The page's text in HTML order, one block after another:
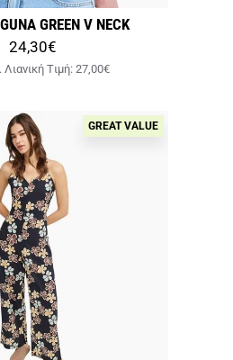
GREEN V NECK
24,30€
Λιανική Tιμή:27,00€
GREAT VALUE